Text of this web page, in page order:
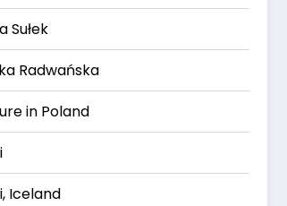
Sułek
Radwańska
in Poland
Iceland